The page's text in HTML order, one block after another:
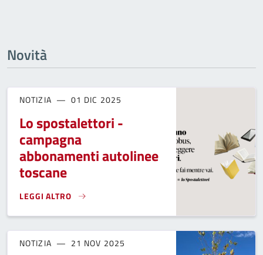
Novità
NOTIZIA 01 DIC 2025
Lo spostalettori -
campagna
abbonamenti autolinee
toscane
LEGGI ALTRO
LO SPOSTALETTORI - CAMPAGNA ABBONAMENTI
NOTIZIA 21 NOV 2025